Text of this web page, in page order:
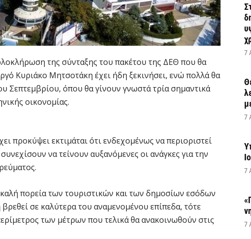
της σύνταξης του πακέτου της ΔΕΘ που θα
Κυριάκο Μητσοτάκη έχει ήδη ξεκινήσει, ενώ πολλά θα
Σεπτεμβρίου, όπου θα γίνουν γνωστά τρία σημαντικά
οικονομίας.
προκύψει εκτιμάται ότι ενδεχομένως να περιοριστεί
να τείνουν αυξανόμενες οι ανάγκες για την
πορεία των τουριστικών και των δημοσίων εσόδων
σε καλύτερα του αναμενομένου επίπεδα, τότε
των μέτρων που τελικά θα ανακοινωθούν στις
7
7
7
7